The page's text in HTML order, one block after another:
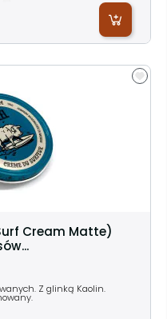
Cream Matte)
Z glinką Kaolin.